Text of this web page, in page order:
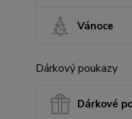
Vánoce
Dárkový poukazy
Dárkové